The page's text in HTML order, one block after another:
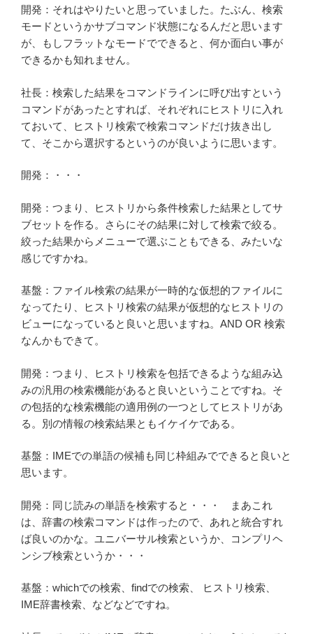
開発：それはやりたいと思っていました。たぶん、検索
モードというかサブコマンド状態になるんだと思います
が、もしフラットなモードでできると、何か面白い事が
できるかも知れません。
社長：検索した結果をコマンドラインに呼び出すという
コマンドがあったとすれば、それぞれにヒストリに入れ
ておいて、ヒストリ検索で検索コマンドだけ抜き出し
て、そこから選択するというのが良いように思います。
開発：・・・
開発：つまり、ヒストリから条件検索した結果としてサ
ブセットを作る。さらにその結果に対して検索で絞る。
絞った結果からメニューで選ぶこともできる、みたいな
感じですかね。
基盤：ファイル検索の結果が一時的な仮想的ファイルに
なってたり、ヒストリ検索の結果が仮想的なヒストリの
ビューになっていると良いと思いますね。AND OR 検索
なんかもできて。
開発：つまり、ヒストリ検索を包括できるような組み込
みの汎用の検索機能があると良いということですね。そ
の包括的な検索機能の適用例の一つとしてヒストリがあ
る。別の情報の検索結果ともイケイケである。
基盤：IMEでの単語の候補も同じ枠組みでできると良いと
思います。
開発：同じ読みの単語を検索すると・・・ まあこれ
は、辞書の検索コマンドは作ったので、あれと統合すれ
ば良いのかな。ユニバーサル検索というか、コンプリヘ
ンシブ検索というか・・・
基盤：whichでの検索、findでの検索、 ヒストリ検索、
IME辞書検索、などなどですね。